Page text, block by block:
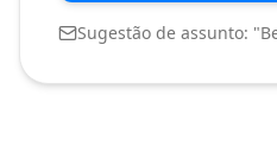
Sugestão de assunto: